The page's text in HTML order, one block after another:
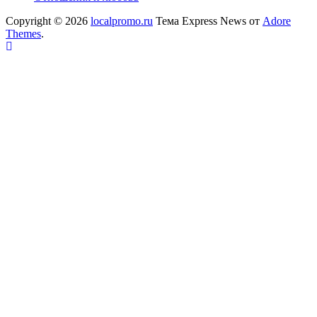
Copyright © 2026 localpromo.ru Тема Express News от Adore
Themes.